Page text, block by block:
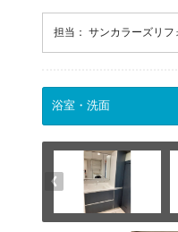
担当： サンカラーズリ